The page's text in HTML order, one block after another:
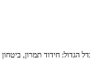
חידוד תמרון,